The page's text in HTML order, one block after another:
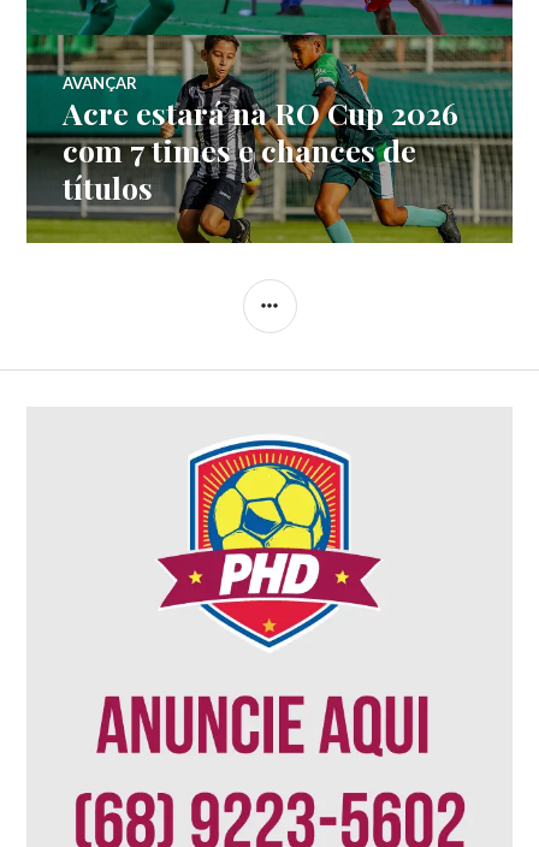
AVANÇAR
Acre estará na RO Cup 2026
com 7 times e chances de
títulos